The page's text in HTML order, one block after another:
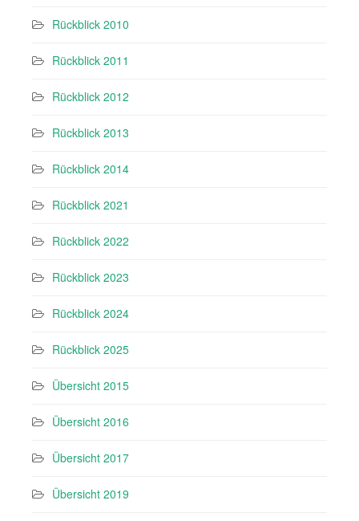
Rückblick 2010
Rückblick 2011
Rückblick 2012
Rückblick 2013
Rückblick 2014
Rückblick 2021
Rückblick 2022
Rückblick 2023
Rückblick 2024
Rückblick 2025
Übersicht 2015
Übersicht 2016
Übersicht 2017
Übersicht 2019